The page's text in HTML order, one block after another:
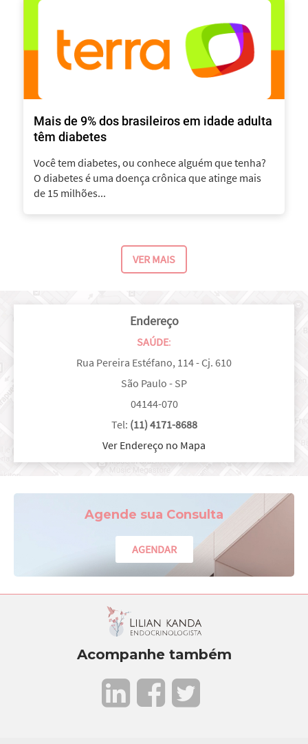
Mais de 9% dos brasileiros em idade adulta
têm diabetes
Você tem diabetes, ou conhece alguém que tenha?
O diabetes é uma doença crônica que atinge mais
de 15 milhões...
VER MAIS
Endereço
SAÚDE:
Rua Pereira Estéfano, 114 - Cj. 610
São Paulo - SP
04144-070
Tel: (11) 4171-8688
Ver Endereço no Mapa
Agende sua Consulta
AGENDAR
Acompanhe também